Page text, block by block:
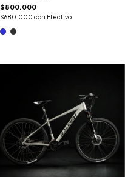
$800.000
$680.000 con Efectivo